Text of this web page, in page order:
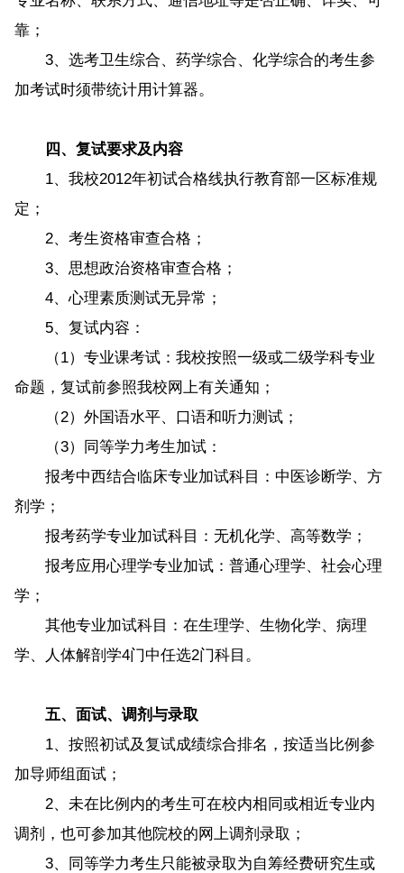
靠；
3、选考卫生综合、药学综合、化学综合的考生参
加考试时须带统计用计算器。
四、复试要求及内容
1、我校2012年初试合格线执行教育部一区标准规
定；
2、考生资格审查合格；
3、思想政治资格审查合格；
4、心理素质测试无异常；
5、复试内容：
（1）专业课考试：我校按照一级或二级学科专业
命题，复试前参照我校网上有关通知；
（2）外国语水平、口语和听力测试；
（3）同等学力考生加试：
报考中西结合临床专业加试科目：中医诊断学、方
剂学；
报考药学专业加试科目：无机化学、高等数学；
报考应用心理学专业加试：普通心理学、社会心理
学；
其他专业加试科目：在生理学、生物化学、病理
学、人体解剖学4门中任选2门科目。
五、面试、调剂与录取
1、按照初试及复试成绩综合排名，按适当比例参
加导师组面试；
2、未在比例内的考生可在校内相同或相近专业内
调剂，也可参加其他院校的网上调剂录取；
3、同等学力考生只能被录取为自筹经费研究生或